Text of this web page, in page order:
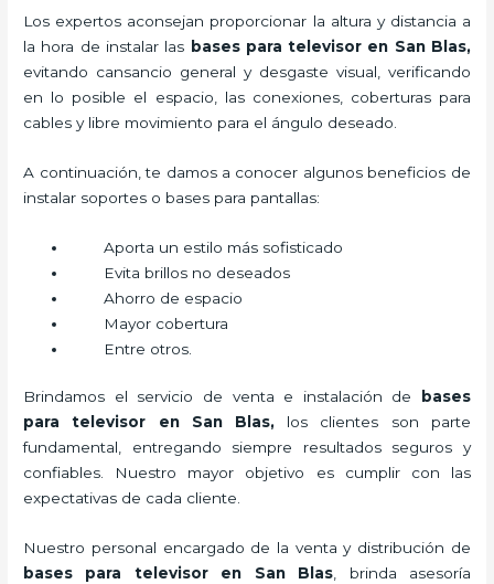
Los expertos aconsejan proporcionar la altura y distancia a
la hora de instalar las bases para televisor en San Blas,
evitando cansancio general y desgaste visual, verificando
en lo posible el espacio, las conexiones, coberturas para
cables y libre movimiento para el ángulo deseado.
A continuación, te damos a conocer algunos beneficios de
instalar soportes o bases para pantallas:
Aporta un estilo más sofisticado
Evita brillos no deseados
Ahorro de espacio
Mayor cobertura
Entre otros.
Brindamos el servicio de venta e instalación de
bases
para televisor en San Blas, los clientes son parte
fundamental, entregando siempre resultados seguros y
confiables. Nuestro mayor objetivo es cumplir con las
expectativas de cada cliente.
Nuestro personal encargado de la venta y distribución de
bases para televisor en San Blas , brinda asesoría